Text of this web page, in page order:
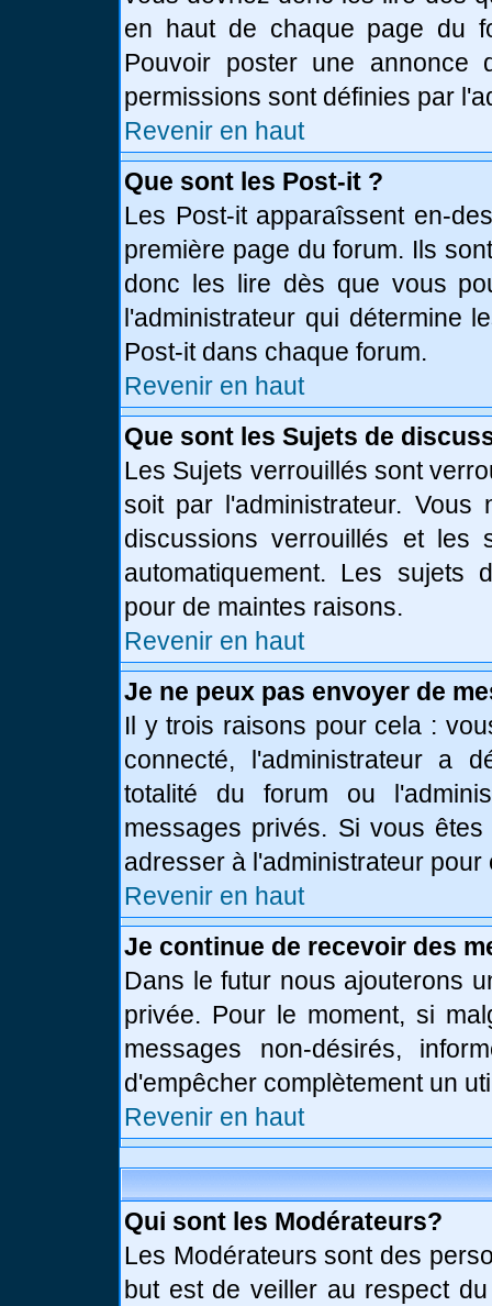
en haut de chaque page du
Pouvoir poster une annonce
permissions sont définies par
Revenir en haut
Que sont les Post-it ?
Les Post-it apparaîssent en-
première page du forum. Ils
donc les lire dès que vous
l'administrateur qui détermine
Post-it dans chaque forum.
Revenir en haut
Que sont les Sujets de
Les Sujets verrouillés sont
soit par l'administrateur.
discussions verrouillés et les
automatiquement. Les sujets
pour de maintes raisons.
Revenir en haut
Je ne peux pas envoyer de
Il y trois raisons pour cela :
connecté, l'administrateur a
totalité du forum ou
messages privés. Si vous
adresser à l'administrateur
Revenir en haut
Je continue de recevoir des
Dans le futur nous ajouterons
privée. Pour le moment, si
messages non-désirés,
d'empêcher complètement un
Revenir en haut
Qui sont les Modérateurs?
Les Modérateurs sont des
but est de veiller au respect